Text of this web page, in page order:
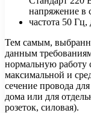
напряжение в
частота 50
Тем самым,
данным
нормальную работу
максимальной и
сечение провода
дома или для
розеток, силовая).